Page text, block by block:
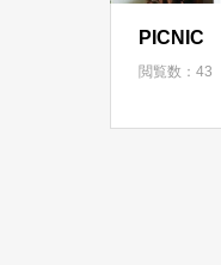
PICNIC
閲覧数：43